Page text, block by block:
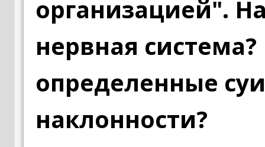
организацией".
нервная
определенные
наклонности?